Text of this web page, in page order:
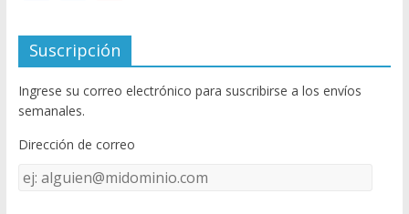
ac
e
b
o
o
k
w
itt
er
u
T
u
e
C
Suscripción
Ingrese su correo electrónico para suscribirse a los envíos
semanales.
Dirección de correo
Dirección
de